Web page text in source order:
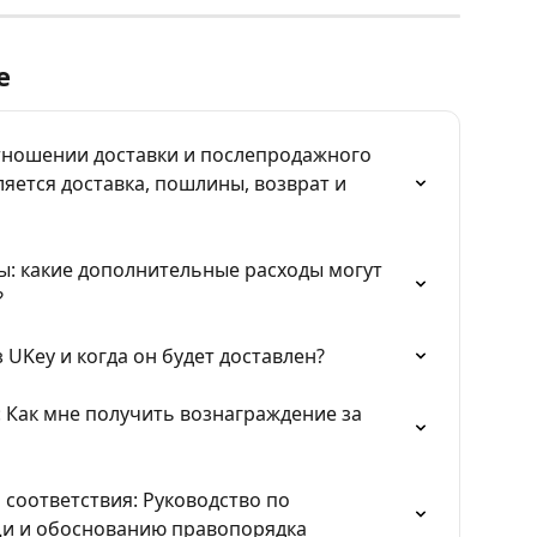
доставки и послепродажного
доставка, пошлины, возврат и
дополнительные расходы могут
и когда он будет доставлен?
мне получить вознаграждение за
Руководство по
и обоснованию правопорядка